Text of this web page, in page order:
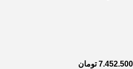
7.452.500 تومان